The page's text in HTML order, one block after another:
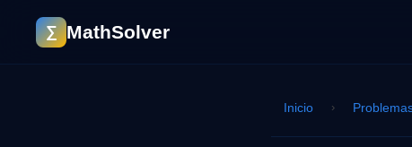
∑ MathSolver
Inicio ›